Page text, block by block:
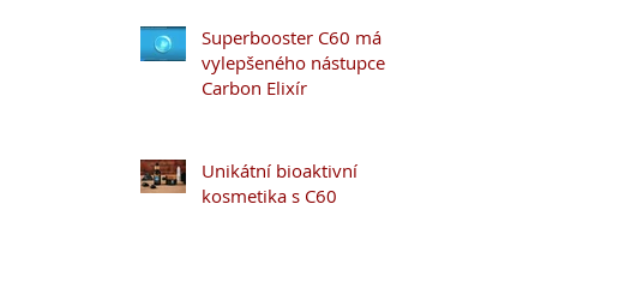
Superbooster C60 má
vylepšeného nástupce
Carbon Elixír
Unikátní bioaktivní
kosmetika s C60